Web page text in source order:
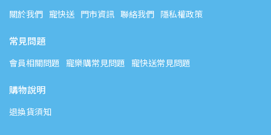
關於我們 寵快送 門市資訊 聯絡我們 隱私權政策
常見問題
會員相關問題 寵樂購常見問題 寵快送常見問題
購物說明
退換貨須知